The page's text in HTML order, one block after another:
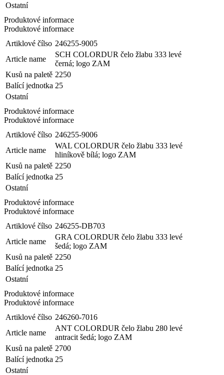
Ostatní
Produktové informace
Produktové informace
Artiklové čílso 246255-9005
Article name
SCH COLORDUR čelo žlabu 333 levé
černá; logo ZAM
Kusů na paletě 2250
Balící jednotka 25
Ostatní
Produktové informace
Produktové informace
Artiklové čílso 246255-9006
Article name
WAL COLORDUR čelo žlabu 333 levé
hliníkově bílá; logo ZAM
Kusů na paletě 2250
Balící jednotka 25
Ostatní
Produktové informace
Produktové informace
Artiklové čílso 246255-DB703
Article name
GRA COLORDUR čelo žlabu 333 levé
šedá; logo ZAM
Kusů na paletě 2250
Balící jednotka 25
Ostatní
Produktové informace
Produktové informace
Artiklové čílso 246260-7016
Article name
ANT COLORDUR čelo žlabu 280 levé
antracit šedá; logo ZAM
Kusů na paletě 2700
Balící jednotka 25
Ostatní